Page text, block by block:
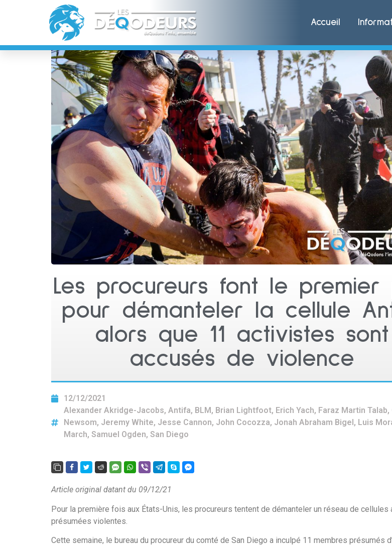
Accueil
Les procureurs font le premier
pour démanteler la cellule
alors que 11 activistes sont
accusés de violence
12/12/2021
Alexander Akridge-Jacobs, Antifa, BLM , Brian Lightfoot, Erich Yach, Faraz Martin Talab,
Newsom, Jeremy White, Jesse Cannon, John Cocozza, Jonah Abraham Bigel , Luis
March, Samuel Ogden, San Diego
Article original datant du 09/12/21
Pour la première fois aux États-Unis, les procureurs tentent de démanteler un réseau de cellules
présumées violentes.
Cette semaine, le bureau du procureur du comté de San Diego a inculpé 11 membres présumés